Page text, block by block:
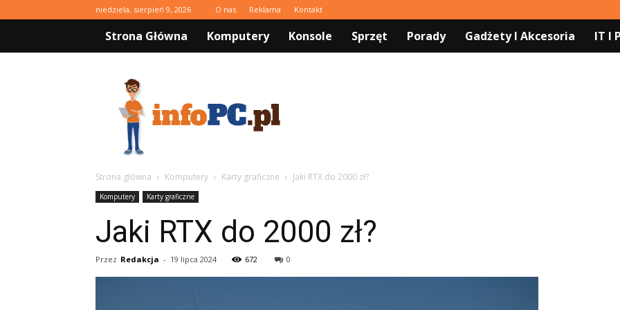
niedziela, sierpień 9, 2026 O nas Reklama Kontakt
Strona Główna Komputery Konsole Sprzęt Porady Gadżety I Akcesoria IT I
infoPC.pl
Strona główna Komputery Karty graficzne Jaki RTX do 2000 zł?
Komputery Karty graficzne
Jaki RTX do 2000 zł?
Przez Redakcja - 19 lipca 2024 672 0